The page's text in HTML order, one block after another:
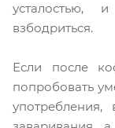
усталостью,
взбодриться.
Если после
попробовать